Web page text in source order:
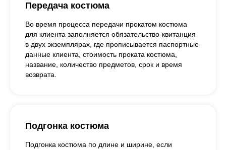
Передача костюма
Во время процесса передачи прокатом костюма
для клиента заполняется обязательство-квитанция
в двух экземплярах, где прописывается паспортные
данные клиента, стоимость проката костюма,
название, количество предметов, срок и время
возврата.
Подгонка костюма
Подгонка костюма по длине и ширине, если